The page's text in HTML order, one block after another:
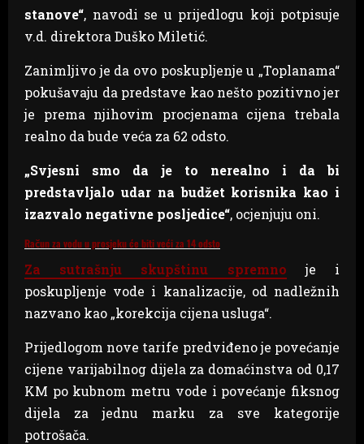
stanove“, navodi se u prijedlogu koji potpisuje
v.d. direktora Duško Miletić.
Zanimljivo je da ovo poskupljenje u „Toplanama“
pokušavaju da predstave kao nešto pozitivno jer
je prema njihovim procjenama cijena trebala
realno da bude veća za 62 odsto.
„Svjesni smo da je to nerealno i da bi
predstavljalo udar na budžet korisnika kao i
izazvalo negativne posljedice“, ocjenjuju oni.
Račun za vodu u prosjeku će biti veći za 14 odsto
Za sutrašnju skupštinu spremno
je i
poskupljenje vode i kanalizacije, od nadležnih
nazvano kao „korekcija cijena usluga“.
Prijedlogom nove tarife predviđeno je povećanje
cijene varijabilnog dijela za domaćinstva od 0,17
KM po kubnom metru vode i povećanje fiksnog
dijela za jednu marku za sve kategorije
potrošača.